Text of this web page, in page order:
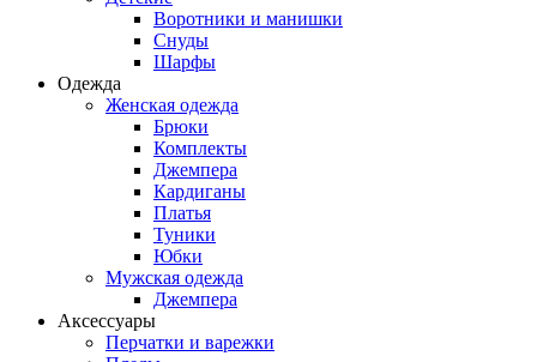
Воротники и манишки
Снуды
Шарфы
Одежда
Женская одежда
Брюки
Комплекты
Джемпера
Кардиганы
Платья
Туники
Юбки
Мужская одежда
Джемпера
Аксессуары
Перчатки и варежки